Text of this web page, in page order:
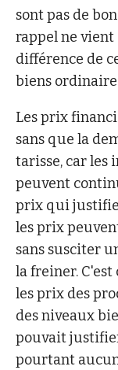
sont pas de
rappel ne vient
différence de
biens
Les prix
sans que la
tarisse, car les
peuvent
prix qui justifie
les prix
sans susciter
la freiner.
les prix des
des niveaux
pouvait
pourtant